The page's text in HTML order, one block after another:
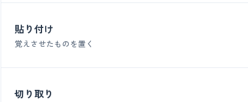
貼り付け
覚えさせたものを置く
切り取り